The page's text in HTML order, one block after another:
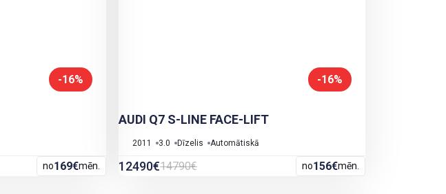
-16%
no169€mēn.
-16%
AUDI Q7 S-LINE FACE-LIFT
2011 3.0 Dīzelis Automātiskā
12490€14790€ no156€mēn.